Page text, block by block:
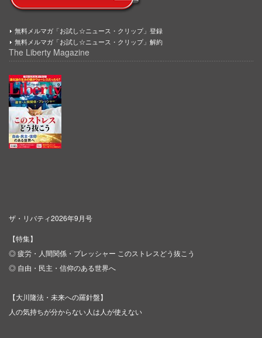
無料メルマガ「お試し☆ニュース・クリップ」登録
無料メルマガ「お試し☆ニュース・クリップ」解約
The Liberty Magazine
ザ・リバティ2026年9月号
【特集】
◎ 疲労・人間関係・プレッシャー このストレスどう抜こう
◎ 自由・民主・信仰のある世界へ
【大川隆法・未来への羅針盤】
人の気持ちが分からない人は人が使えない